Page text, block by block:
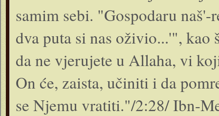
samim sebi. "Gospodaru
dva puta si nas oživio...'",
da ne vjerujete u Allaha, vi
On će, zaista, učiniti i da
se Njemu vratiti."/2:28/ Ibn-